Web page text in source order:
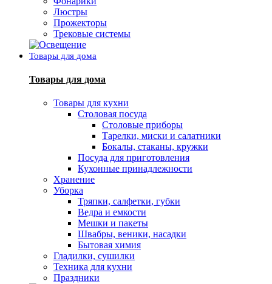
Люстры
Прожекторы
Трековые системы
Товары для дома
Товары для дома
Товары для кухни
Столовая посуда
Столовые приборы
Тарелки, миски и салатники
Бокалы, стаканы, кружки
Посуда для приготовления
Кухонные принадлежности
Хранение
Уборка
Тряпки, салфетки, губки
Ведра и емкости
Мешки и пакеты
Швабры, веники, насадки
Бытовая химия
Гладилки, сушилки
Техника для кухни
Праздники